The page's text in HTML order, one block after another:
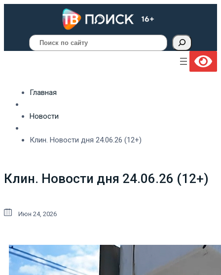
Поиск
Главная
Новости
Клин. Новости дня 24.06.26 (12+)
Клин. Новости дня 24.06.26 (12+)
Июн 24, 2026